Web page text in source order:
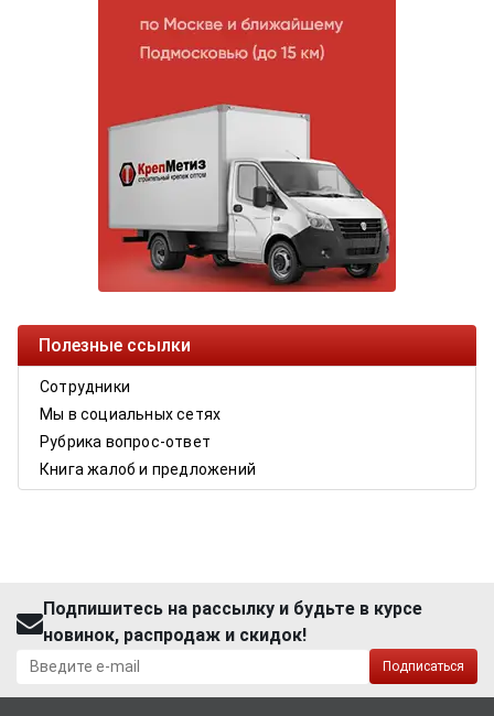
Полезные ссылки
Сотрудники
Мы в социальных сетях
Рубрика вопрос-ответ
Книга жалоб и предложений
Подпишитесь на рассылку и будьте в курсе
новинок, распродаж и скидок!
Подписаться